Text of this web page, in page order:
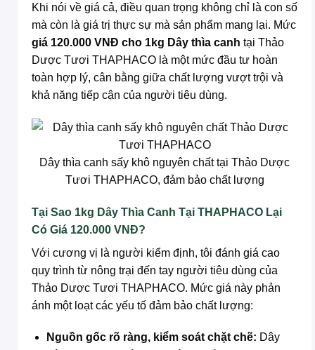
Khi nói về giá cả, điều quan trọng không chỉ là con số
mà còn là giá trị thực sự mà sản phẩm mang lại. Mức
giá 120.000 VNĐ cho 1kg Dây thìa canh tại Thảo
Dược Tươi THAPHACO là một mức đầu tư hoàn
toàn hợp lý, cân bằng giữa chất lượng vượt trội và
khả năng tiếp cận của người tiêu dùng.
Dây thìa canh sấy khô nguyên chất tại Thảo Dược
Tươi THAPHACO, đảm bảo chất lượng
Tại Sao 1kg Dây Thìa Canh Tại THAPHACO Lại
Có Giá 120.000 VNĐ?
Với cương vị là người kiểm định, tôi đánh giá cao
quy trình từ nông trại đến tay người tiêu dùng của
Thảo Dược Tươi THAPHACO. Mức giá này phản
ánh một loạt các yếu tố đảm bảo chất lượng:
Nguồn gốc rõ ràng, kiểm soát chặt chẽ: Dây